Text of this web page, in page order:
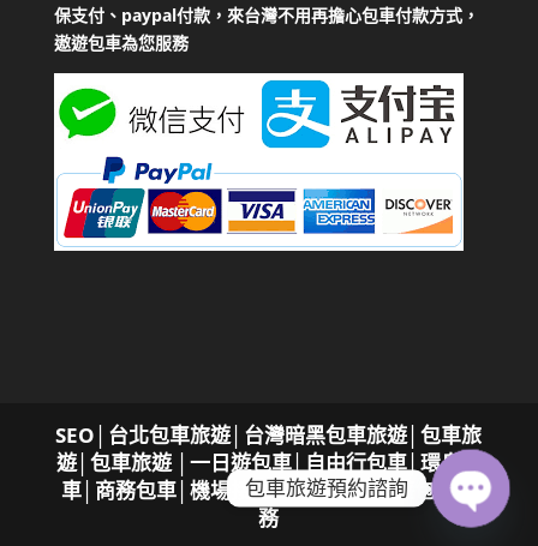
保支付、paypal付款，來台灣不用再擔心包車付款方式，
遨遊包車為您服務
SEO 台北包車旅遊│台灣暗黑包車旅遊│包車旅
遊│包車旅遊│一日遊包車│自由行包車│環島包
車│商務包車│機場接送，專屬您的遨遊包車服
務
包車旅遊預約諮詢
Open